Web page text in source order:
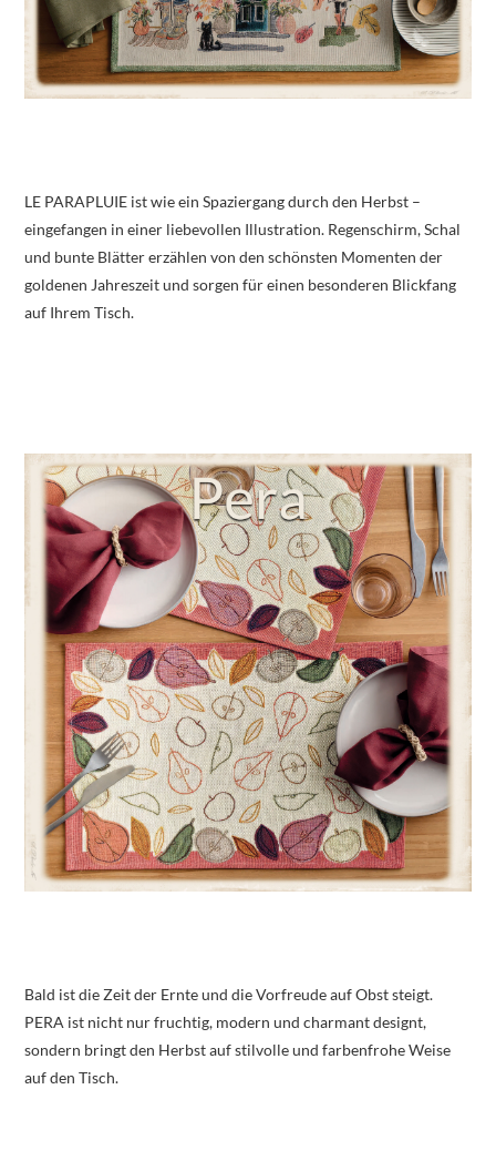
LE PARAPLUIE ist wie ein Spaziergang durch den Herbst –
eingefangen in einer liebevollen Illustration. Regenschirm, Schal
und bunte Blätter erzählen von den schönsten Momenten der
goldenen Jahreszeit und sorgen für einen besonderen Blickfang
auf Ihrem Tisch.
Bald ist die Zeit der Ernte und die Vorfreude auf Obst steigt.
PERA ist nicht nur fruchtig, modern und charmant designt,
sondern bringt den Herbst auf stilvolle und farbenfrohe Weise
auf den Tisch.